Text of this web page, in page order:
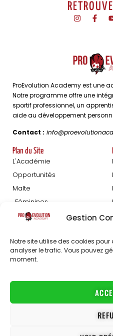
Gestion
Notre site utilise des cookies
analyser le trafic. Vous pouvez
moment.
ProEvolution Academy est une
Notre programme offre une
sportif professionnel, un
aide au développement
Contact :
Plan du Site
L'Académie
Opportunités
Malte
Féminines
Blog
Détections
Inscription Hommes
Inscription Femmes